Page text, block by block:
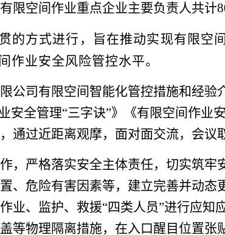
限空间作业重点企业主要负责人共计
的方式进行，旨在推动实现有限空
作业安全风险管控水平。
公司有限空间智能化管控措施和经验
安全管理“三字诀”》《有限空间作业
通过近距离观摩，面对面交流，会议
，严格落实安全主体责任，切实筑
、危险有害因素等，建立完善并动态
业、监护、救援“四类人员”进行应知
等物理隔离措施，在入口醒目位置张